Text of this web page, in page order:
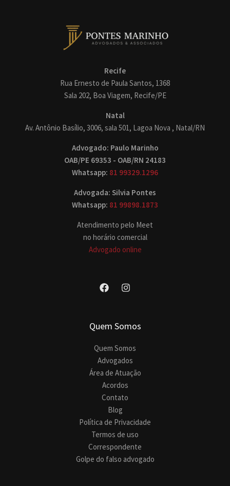
Recife
Rua Ernesto de Paula Santos, 1368
Sala 202, Boa Viagem, Recife/PE
Natal
Av. Antônio Basílio, 3006, sala 501, Lagoa Nova , Natal/RN
Advogado: Paulo Marinho
OAB/PE 69353 - OAB/RN 24183
Whatsapp: 81 99329.1296
Advogada: Silvia Pontes
Whatsapp: 81 99898.1873
Atendimento pelo Meet
no horário comercial
Advogado online
Quem Somos
Quem Somos
Advogados
Área de Atuação
Acordos
Contato
Blog
Política de Privacidade
Termos de uso
Correspondente
Golpe do falso advogado